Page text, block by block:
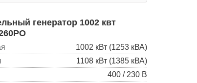
генератор 1002 квт
1002 кВт (1253 кВА)
1108 кВт (1385 кВА)
400 / 230 В